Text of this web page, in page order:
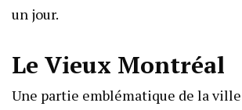
un jour.
Le Vieux Montréal
Une partie emblématique de la